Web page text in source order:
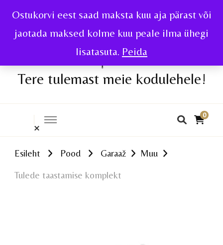
Ostukorvi eest saad maksta kuu aja pärast või
jaotada maksed kolme kuu peale ilma ühegi
lisatasuta. Peida
Tere tulemast meie kodulehele!
0
Esileht Pood Garaaž Muu
Tulede taastamise komplekt